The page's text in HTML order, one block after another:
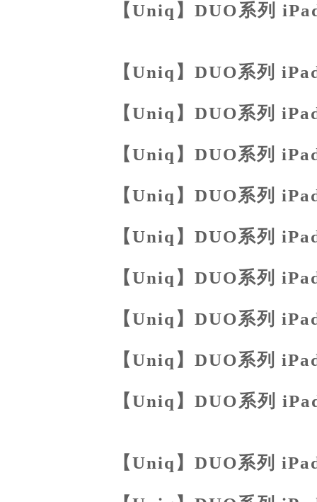
【Uniq】DUO系列
【Uniq】DUO系列
【Uniq】DUO系列
【Uniq】DUO系列
【Uniq】DUO系列
【Uniq】DUO系列
【Uniq】DUO系列
【Uniq】DUO系列
【Uniq】DUO系列
【Uniq】DUO系列
【Uniq】DUO系列